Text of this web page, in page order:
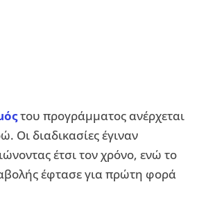
του προγράμματος ανέρχεται
Οι διαδικασίες έγιναν
έτσι τον χρόνο, ενώ το
έφτασε για πρώτη φορά